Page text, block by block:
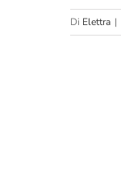
Di Elettra |